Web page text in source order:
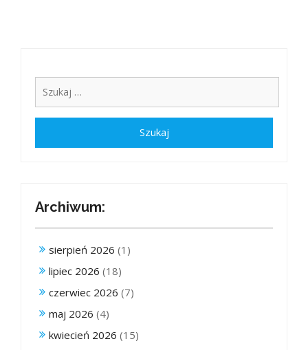
Archiwum:
sierpień 2026 (1)
lipiec 2026 (18)
czerwiec 2026 (7)
maj 2026 (4)
kwiecień 2026 (15)